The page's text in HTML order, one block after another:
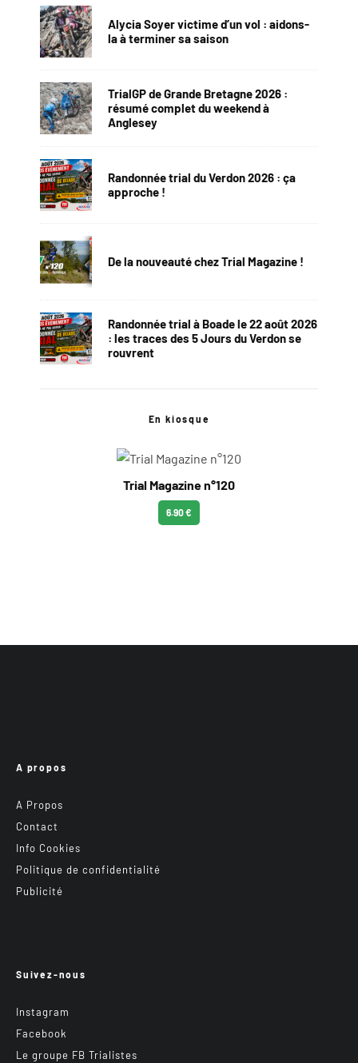
Alycia Soyer victime d’un vol : aidons-
la à terminer sa saison
TrialGP de Grande Bretagne 2026 :
résumé complet du weekend à
Anglesey
Randonnée trial du Verdon 2026 : ça
approche !
De la nouveauté chez Trial Magazine !
Randonnée trial à Boade le 22 août 2026
: les traces des 5 Jours du Verdon se
rouvrent
En kiosque
Trial Magazine n°120
6.90 €
A propos
A Propos
Contact
Info Cookies
Politique de confidentialité
Publicité
Suivez-nous
Instagram
Facebook
Le groupe FB Trialistes